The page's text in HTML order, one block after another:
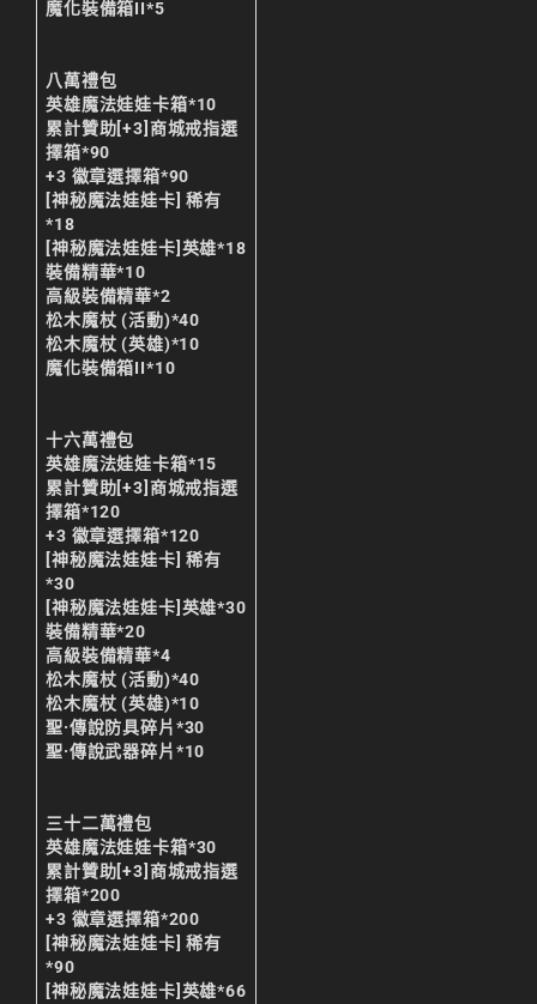
魔化裝備箱II*5
八萬禮包
英雄魔法娃娃卡箱*10
累計贊助[+3]商城戒指選
擇箱*90
+3 徽章選擇箱*90
[神秘魔法娃娃卡] 稀有
*18
[神秘魔法娃娃卡]英雄*18
裝備精華*10
高級裝備精華*2
松木魔杖 (活動)*40
松木魔杖 (英雄)*10
魔化裝備箱II*10
十六萬禮包
英雄魔法娃娃卡箱*15
累計贊助[+3]商城戒指選
擇箱*120
+3 徽章選擇箱*120
[神秘魔法娃娃卡] 稀有
*30
[神秘魔法娃娃卡]英雄*30
裝備精華*20
高級裝備精華*4
松木魔杖 (活動)*40
松木魔杖 (英雄)*10
聖·傳說防具碎片*30
聖·傳說武器碎片*10
三十二萬禮包
英雄魔法娃娃卡箱*30
累計贊助[+3]商城戒指選
擇箱*200
+3 徽章選擇箱*200
[神秘魔法娃娃卡] 稀有
*90
[神秘魔法娃娃卡]英雄*66